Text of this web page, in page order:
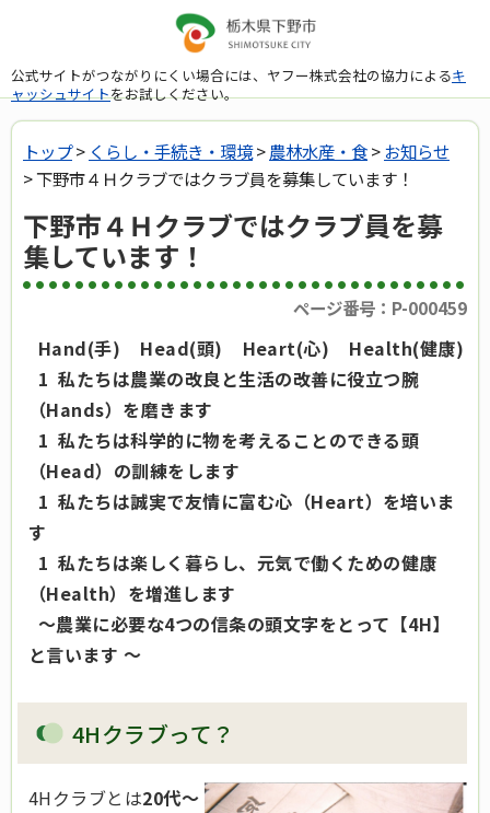
公式サイトがつながりにくい場合には、ヤフー株式会社の協力によるキ
ャッシュサイトをお試しください。
トップ> くらし・手続き・環境>農林水産・食>お知らせ
> 下野市４Ｈクラブではクラブ員を募集しています！
下野市４Ｈクラブではクラブ員を募
集しています！
ページ番号：P-000459
Hand(手) Head(頭) Heart(心) Health(健康)
1 私たちは農業の改良と生活の改善に役立つ腕
（Hands）を磨きます
1 私たちは科学的に物を考えることのできる頭
（Head）の訓練をします
1 私たちは誠実で友情に富む心（Heart）を培いま
す
1 私たちは楽しく暮らし、元気で働くための健康
（Health）を増進します
～農業に必要な4つの信条の頭文字をとって【4H】
と言います ～
4Hクラブって？
4Hクラブとは20代～